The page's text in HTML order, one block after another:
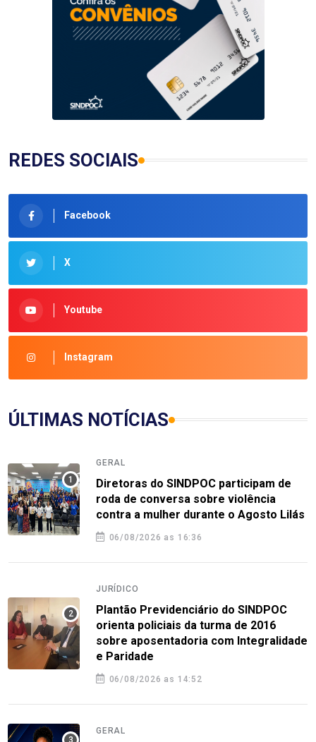
REDES SOCIAIS
Facebook
X
Youtube
Instagram
ÚLTIMAS NOTÍCIAS
GERAL
Diretoras do SINDPOC participam de
roda de conversa sobre violência
contra a mulher durante o Agosto Lilás
06/08/2026 as 16:36
JURÍDICO
Plantão Previdenciário do SINDPOC
orienta policiais da turma de 2016
sobre aposentadoria com Integralidade
e Paridade
06/08/2026 as 14:52
GERAL